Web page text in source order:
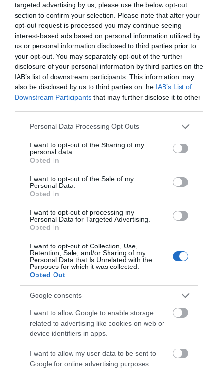
targeted advertising by us, please use the below opt-out
section to confirm your selection. Please note that after your
opt-out request is processed you may continue seeing
interest-based ads based on personal information utilized by
us or personal information disclosed to third parties prior to
your opt-out. You may separately opt-out of the further
disclosure of your personal information by third parties on the
IAB’s list of downstream participants. This information may
also be disclosed by us to third parties on the IAB’s List of
Downstream Participants that may further disclose it to other
Please note that this website/app uses one or more Google
not limited to your visit or usage behaviour. You may click to
grant or deny consent to Google and its third-party tags to
use your data for below specified purposes in below Google
consent section.
Personal Data Processing Opt Outs
I want to opt-out of the Sharing of my
personal data.
Opted In
I want to opt-out of the Sale of my
Personal Data.
Opted In
I want to opt-out of processing my
Personal Data for Targeted Advertising.
Opted In
I want to opt-out of Collection, Use,
Retention, Sale, and/or Sharing of my
Personal Data that Is Unrelated with the
Purposes for which it was collected.
Opted Out
Google consents
I want to allow Google to enable storage
related to advertising like cookies on web or
device identifiers in apps.
I want to allow my user data to be sent to
Google for online advertising purposes.
Szombathy Gyula
Jászai Mari-díjas színművész, érdemes és
kiváló művész
Kállay Bori
színművész, érdemes művész
Funtek Frigyes
Rajz János-díjas színművész, rendező,
egyetemi tanár
Turay Ida Vándordíjas, Gundel Művészeti
Díjas, Arany Maszk Díjas színművész,
Libor Katalin
TISZTÁZZUK, HOGY MI TÖRTÉNIK A
VESZPRÉMI PETŐFI SZÍNHÁZBAN!
Válaszlevél a Veszprémi Petőfi Színház
nevében íródott nyílt levélre
Alulírottak, a Veszprémi Petőfi Színház
társulatának tagjai a 2019. augusztus 30-
án kelt, a Veszprémi Petőfi Színház
társulatának nevében írt nyílt levél
nyilvánosságra hozatalával nem értünk